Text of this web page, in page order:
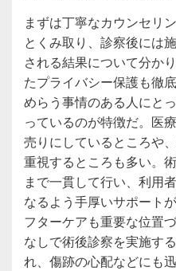
まずは丁寧なカウンセリ
とくみ取り、診察後には
される結果について分か
たプライバシー保護も徹
めらう事情のある人にと
っているのが特徴だ。医
売りにしているところや
重視するところも多い。
まで一貫して行い、利用
なるよう手厚いサポート
フターケアも重要な位置
なしで術後診察を実施す
れ、傷跡の心配などにも